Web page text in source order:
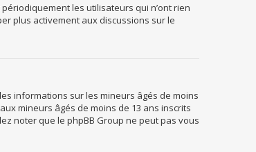
les utilisateurs qui n’ont rien
plus activement aux discussions sur le
informations sur les mineurs âgés de moins
mineurs âgés de moins de 13 ans inscrits
noter que le phpBB Group ne peut pas vous